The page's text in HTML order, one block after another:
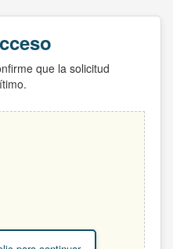
que la solicitud